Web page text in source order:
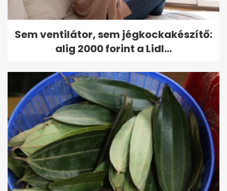
Sem ventilátor, sem jégkockakészítő:
alig 2000 forint a Lidl...